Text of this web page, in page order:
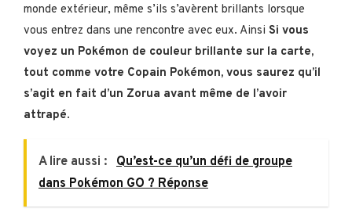
monde extérieur, même s’ils s’avèrent brillants lorsque
vous entrez dans une rencontre avec eux. Ainsi Si vous
voyez un Pokémon de couleur brillante sur la carte,
tout comme votre Copain Pokémon, vous saurez qu’il
s’agit en fait d’un Zorua avant même de l’avoir
attrapé.
A lire aussi :
Qu’est-ce qu’un défi de groupe
dans Pokémon GO ? Réponse